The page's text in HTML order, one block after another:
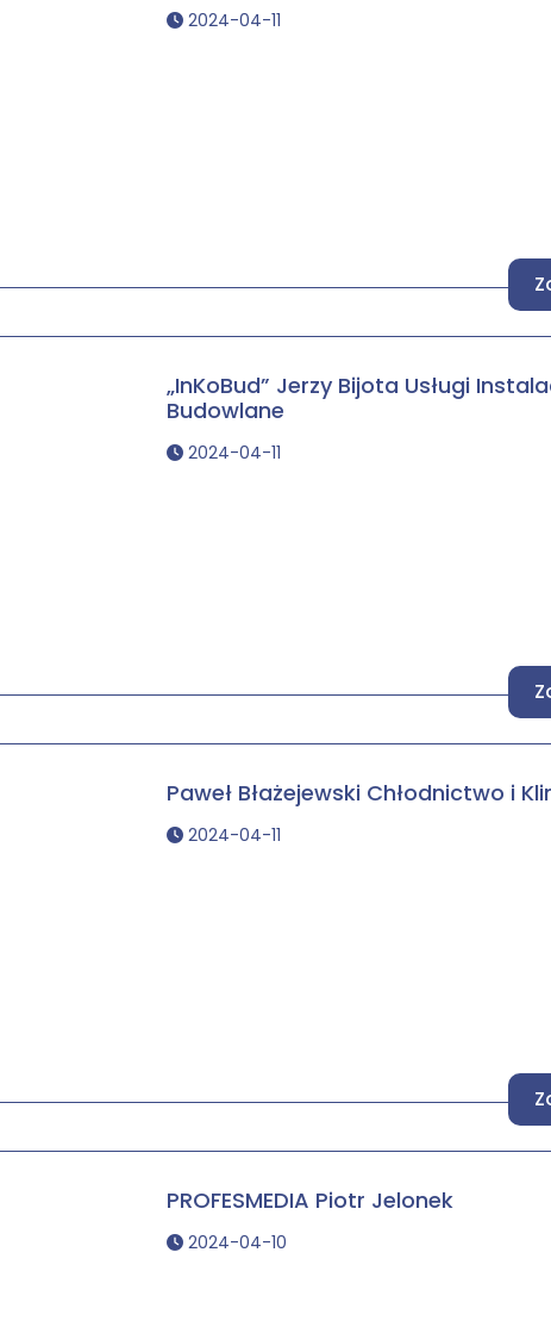
2024-04-11
„InKoBud” Jerzy Bijota Usługi
Budowlane
2024-04-11
Paweł Błażejewski Chłodnictwo i
2024-04-11
PROFESMEDIA Piotr Jelonek
2024-04-10